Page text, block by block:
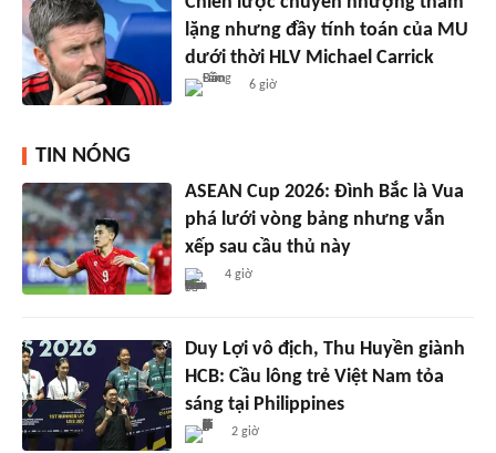
lặng nhưng đầy tính toán của MU
dưới thời HLV Michael Carrick
6 giờ
TIN NÓNG
ASEAN Cup 2026: Đình Bắc là Vua
phá lưới vòng bảng nhưng vẫn
xếp sau cầu thủ này
4 giờ
Duy Lợi vô địch, Thu Huyền giành
HCB: Cầu lông trẻ Việt Nam tỏa
sáng tại Philippines
2 giờ